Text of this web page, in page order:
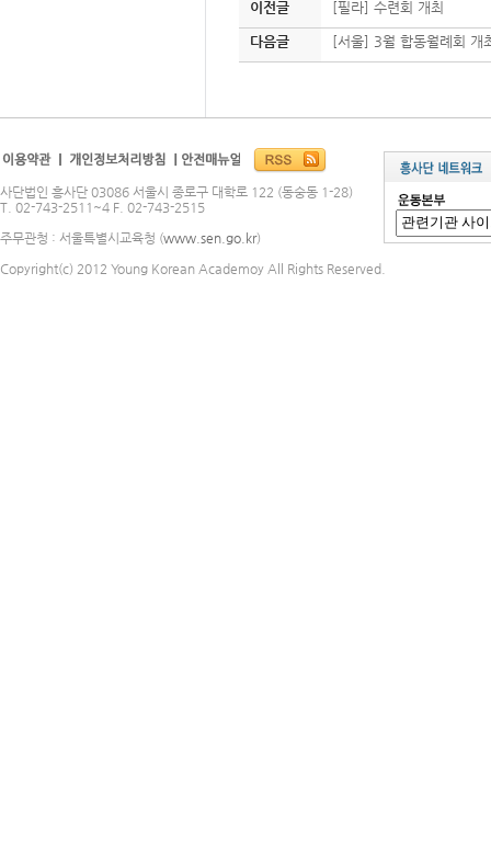
이전글 [필라] 수련회 개최
다음글 [서울] 3월 합동월례회 개
사단법인 흥사단 03086 서울시 종로구 대학로 122 (동숭동 1-28)
T. 02-743-2511~4 F. 02-743-2515
주무관청 : 서울특별시교육청 (www.sen.go.kr)
Copyright(c) 2012 Young Korean Academoy All Rights Reserved.